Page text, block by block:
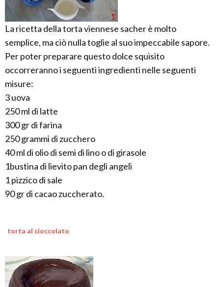
La ricetta della torta viennese sacher è molto
semplice, ma ciò nulla toglie al suo impeccabile sapore.
Per poter preparare questo dolce squisito
occorreranno i seguenti ingredienti nelle seguenti
misure:
3 uova
250 ml di latte
300 gr di farina
250 grammi di zucchero
40 ml di olio di semi di lino o di girasole
1bustina di lievito pan degli angeli
1 pizzico di sale
90 gr di cacao zuccherato.
torta al cioccolato